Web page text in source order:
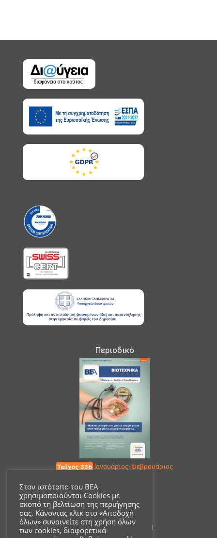
Περιοδικό
Τεύχος 336 Ιανουάριος-Φεβρουάριος
Επικοινωνία
Ακαδημίας 18, ΤΚ 10671
Στον ιστότοπο του ΒΕΑ
χρησιμοποιούνται Cookies με
σκοπό τη βελτίωση της περιήγησης
σας. Κάνοντας κλικ στο «Αποδοχή
όλων» συναινείτε στη χρήση όλων
των cookies, διαφορετικά